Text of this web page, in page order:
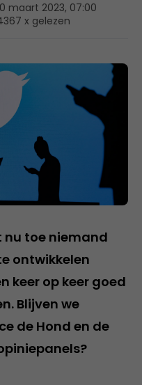
maart 2023, 07:00
x gelezen
nu toe niemand
ontwikkelen
keer op keer goed
Blijven we
de Hond en de